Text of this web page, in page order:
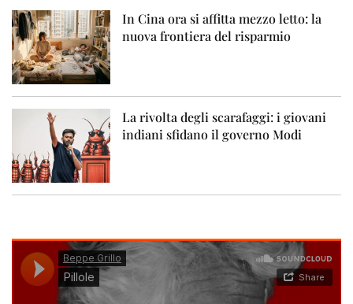
In Cina ora si affitta mezzo letto: la
nuova frontiera del risparmio
La rivolta degli scarafaggi: i giovani
indiani sfidano il governo Modi